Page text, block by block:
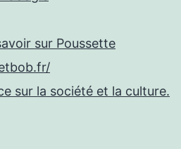
sur Poussette
sur la société et la culture.